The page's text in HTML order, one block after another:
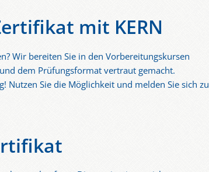
mit KERN
Wir bereiten Sie in den Vorbereitungskursen
dem Prüfungsformat vertraut gemacht.
Sie die Möglichkeit und melden Sie sich zu